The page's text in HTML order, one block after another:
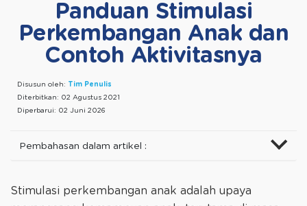
Panduan Stimulasi
Perkembangan Anak dan
Contoh Aktivitasnya
Disusun oleh: Tim Penulis
Diterbitkan: 02 Agustus 2021
Diperbarui: 02 Juni 2026
Pembahasan dalam artikel :
Stimulasi perkembangan anak adalah upaya